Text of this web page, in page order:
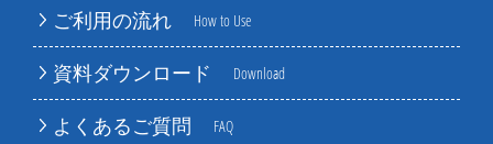
ご利用の流れ How to Use
資料ダウンロード Download
よくあるご質問 FAQ